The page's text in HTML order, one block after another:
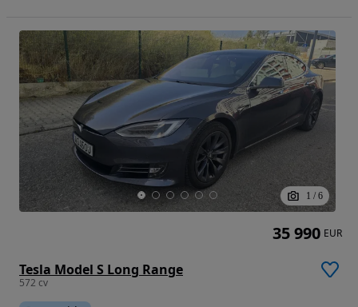
1 / 6
Tesla Model S Long Range
572 cv
35 990 EUR